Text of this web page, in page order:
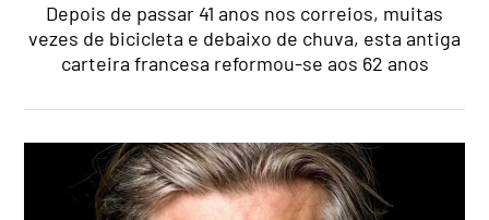
Depois de passar 41 anos nos correios, muitas
vezes de bicicleta e debaixo de chuva, esta antiga
carteira francesa reformou-se aos 62 anos